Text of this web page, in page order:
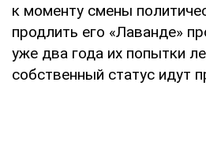
к моменту смены
продлить его «Лаванде»
уже два года их попытки
собственный статус идут